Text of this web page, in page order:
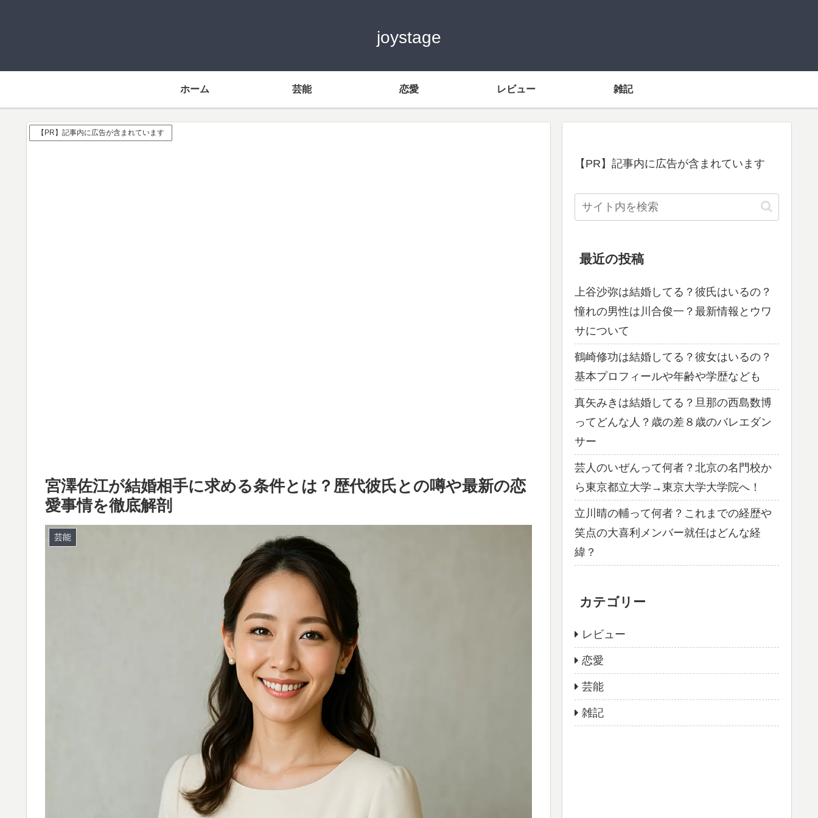
joystage
ホーム 芸能 恋愛 レビュー 雑記
【PR】記事内に広告が含まれています
宮澤佐江が結婚相手に求める条件とは？歴代彼氏との噂や最新の恋
愛事情を徹底解剖
芸能
【PR】記事内に広告が含まれています
最近の投稿
上谷沙弥は結婚してる？彼氏はいるの？
憧れの男性は川合俊一？最新情報とウワ
サについて
鶴崎修功は結婚してる？彼女はいるの？
基本プロフィールや年齢や学歴なども
真矢みきは結婚してる？旦那の西島数博
ってどんな人？歳の差８歳のバレエダン
サー
芸人のいぜんって何者？北京の名門校か
ら東京都立大学→東京大学大学院へ！
立川晴の輔って何者？これまでの経歴や
笑点の大喜利メンバー就任はどんな経
緯？
カテゴリー
レビュー
恋愛
芸能
雑記